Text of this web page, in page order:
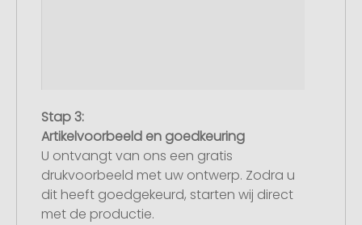
Stap 3:
Artikelvoorbeeld en goedkeuring
U ontvangt van ons een gratis
drukvoorbeeld met uw ontwerp. Zodra u
dit heeft goedgekeurd, starten wij direct
met de productie.